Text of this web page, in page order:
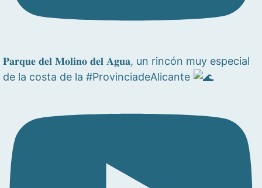
𝐏𝐚𝐫𝐪𝐮𝐞 𝐝𝐞𝐥 𝐌𝐨𝐥𝐢𝐧𝐨 𝐝𝐞𝐥 𝐀𝐠𝐮𝐚, un rincón muy especial
de la costa de la #ProvinciadeAlicante